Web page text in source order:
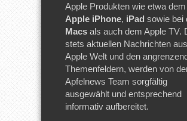
Apple Produkten wie etwa dem
Apple iPhone, iPad sowie bei
Macs als auch dem Apple TV.
stets aktuellen Nachrichten
Apple Welt und den
Themenfeldern, werden von
Apfelnews Team sorgfältig
ausgewählt und entsprechend
informativ aufbereitet.